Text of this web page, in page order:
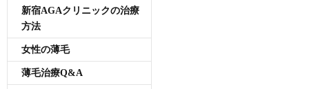
新宿AGAクリニックの治療
方法
女性の薄毛
薄毛治療Q&A